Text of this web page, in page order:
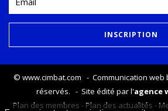
© www.cimbat.com - Communication
réservés. - Site édité par l'agence
Plan des membres -Plan des actualités -